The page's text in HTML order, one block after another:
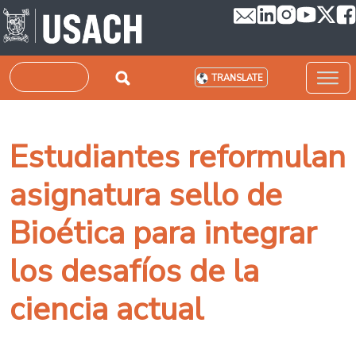
Skip to main content
Search TRANSLATE
Estudiantes reformulan
asignatura sello de
Bioética para integrar
los desafíos de la
ciencia actual